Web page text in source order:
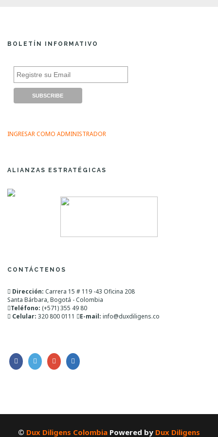
o
n
BOLETÍN INFORMATIVO
INGRESAR COMO ADMINISTRADOR
ALIANZAS ESTRATÉGICAS
CONTÁCTENOS
Dirección: Carrera 15 # 119 -43 Oficina 208
Santa Bárbara, Bogotá - Colombia
Teléfono: (+571) 355 49 80
Celular: 320 800 0111 E-mail: info@duxdiligens.co
© Dux Diligens Colombia Powered by Dux Diligens